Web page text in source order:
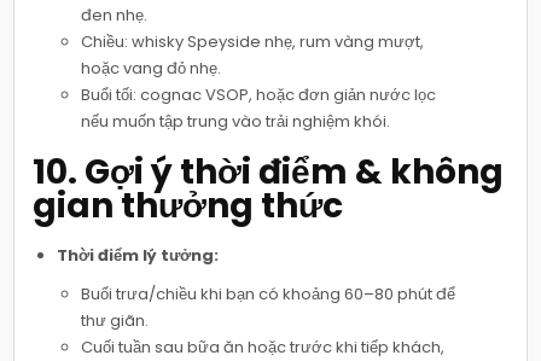
đen nhẹ.
Chiều: whisky Speyside nhẹ, rum vàng mượt,
hoặc vang đỏ nhẹ.
Buổi tối: cognac VSOP, hoặc đơn giản nước lọc
nếu muốn tập trung vào trải nghiệm khói.
10. Gợi ý thời điểm & không
gian thưởng thức
Thời điểm lý tưởng:
Buổi trưa/chiều khi bạn có khoảng 60–80 phút để
thư giãn.
Cuối tuần sau bữa ăn hoặc trước khi tiếp khách,